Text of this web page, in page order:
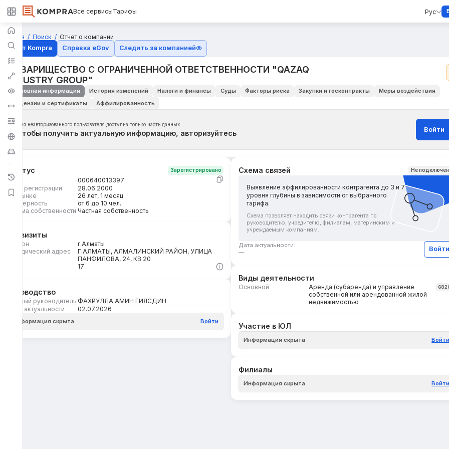
Все сервисыТарифы Рус
Главная Поиск
Отчет о компании
Отчёт Kompra
Справка eGov Следить за компанией
ТОВАРИЩЕСТВО С ОГРАНИЧЕННОЙ ОТВЕТСТВЕННОСТИ "QAZAQ
INDUSТRY GROUP"
Основная информация История изменений Налоги и финансы Суды Факторы риска Закупки и госконтракты
Меры воздействия
Лицензии и сертификаты
Аффилированность
Для неавторизованного пользователя доступна только часть данных
Чтобы получить актуальную информацию, авторизуйтесь Войти
Статус Зарегистрировано
БИН
000640013397
Дата регистрации
28.06.2000
На рынке
26 лет, 1 месяц
Размерность
от 6 до 10 чел.
Форма собственности Частная собственность
Реквизиты
Регион
г.Алматы
Юридический адрес
Г.АЛМАТЫ, АЛМАЛИНСКИЙ РАЙОН, УЛИЦА
ПАНФИЛОВА, 24, КВ 20
17
Руководство
Первый руководитель ФАХРУЛЛА АМИН ГИЯСДИН
Дата актуальности
02.07.2026
Информация скрыта Войти
Схема связей Не
Выявление аффилированности контрагента до 3 и 7
уровня глубины в зависимости от выбранного
тарифа.
Схема позволяет находить связи контрагента по
руководителю, учредителю, филиалам, материнским и
учреждаемым компаниям.
Дата актуальности:
—
Войти
Виды деятельности
Основной
Аренда (субаренда) и управление
собственной или арендованной жилой
недвижимостью
Участие в ЮЛ
Информация скрыта Войти
Филиалы
Информация скрыта Войти